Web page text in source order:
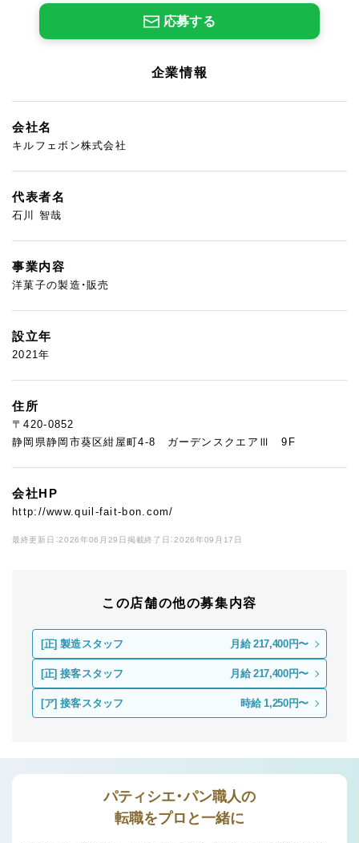
応募する
企業情報
会社名
キルフェボン株式会社
代表者名
石川 智哉
事業内容
洋菓子の製造・販売
設立年
2021年
住所
〒420-0852
静岡県静岡市葵区紺屋町4-8 ガーデンスクエアⅢ 9F
会社HP
http://www.quil-fait-bon.com/
最終更新日：2026年06月29日 掲載終了日：2026年09月17日
この店舗の他の募集内容
[正] 製造スタッフ 月給 217,400円〜
[正] 接客スタッフ 月給 217,400円〜
[ア] 接客スタッフ 時給 1,250円〜
パティシエ・パン職人の
転職をプロと一緒に